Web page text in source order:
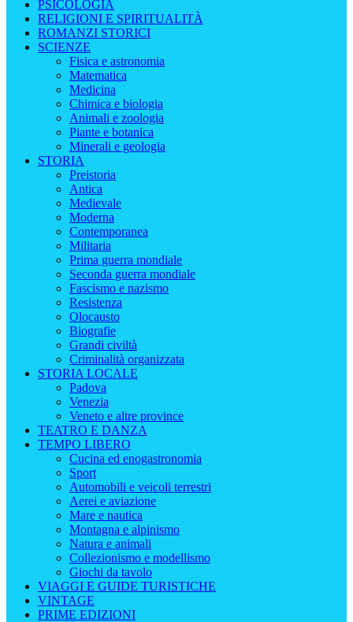
PSICOLOGIA
RELIGIONI E SPIRITUALITÀ
ROMANZI STORICI
SCIENZE
Fisica e astronomia
Matematica
Medicina
Chimica e biologia
Animali e zoologia
Piante e botanica
Minerali e geologia
STORIA
Preistoria
Antica
Medievale
Moderna
Contemporanea
Militaria
Prima guerra mondiale
Seconda guerra mondiale
Fascismo e nazismo
Resistenza
Olocausto
Biografie
Grandi civiltà
Criminalità organizzata
STORIA LOCALE
Padova
Venezia
Veneto e altre province
TEATRO E DANZA
TEMPO LIBERO
Cucina ed enogastronomia
Sport
Automobili e veicoli terrestri
Aerei e aviazione
Mare e nautica
Montagna e alpinismo
Natura e animali
Collezionismo e modellismo
Giochi da tavolo
VIAGGI E GUIDE TURISTICHE
VINTAGE
PRIME EDIZIONI